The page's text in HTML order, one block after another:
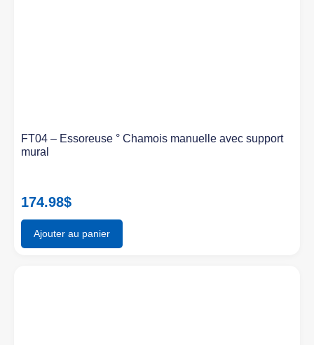
FT04 – Essoreuse ° Chamois manuelle avec support
mural
174.98$
Ajouter au panier